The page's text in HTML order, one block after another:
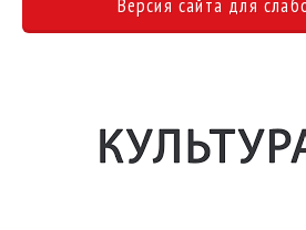
Версия сайта для